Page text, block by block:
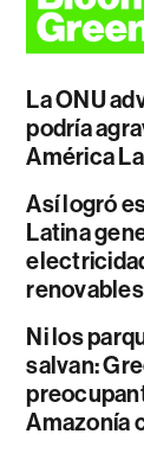
La ONU
podría
América
Así logró
Latina
renovables
Ni los
salvan:
Amazonía